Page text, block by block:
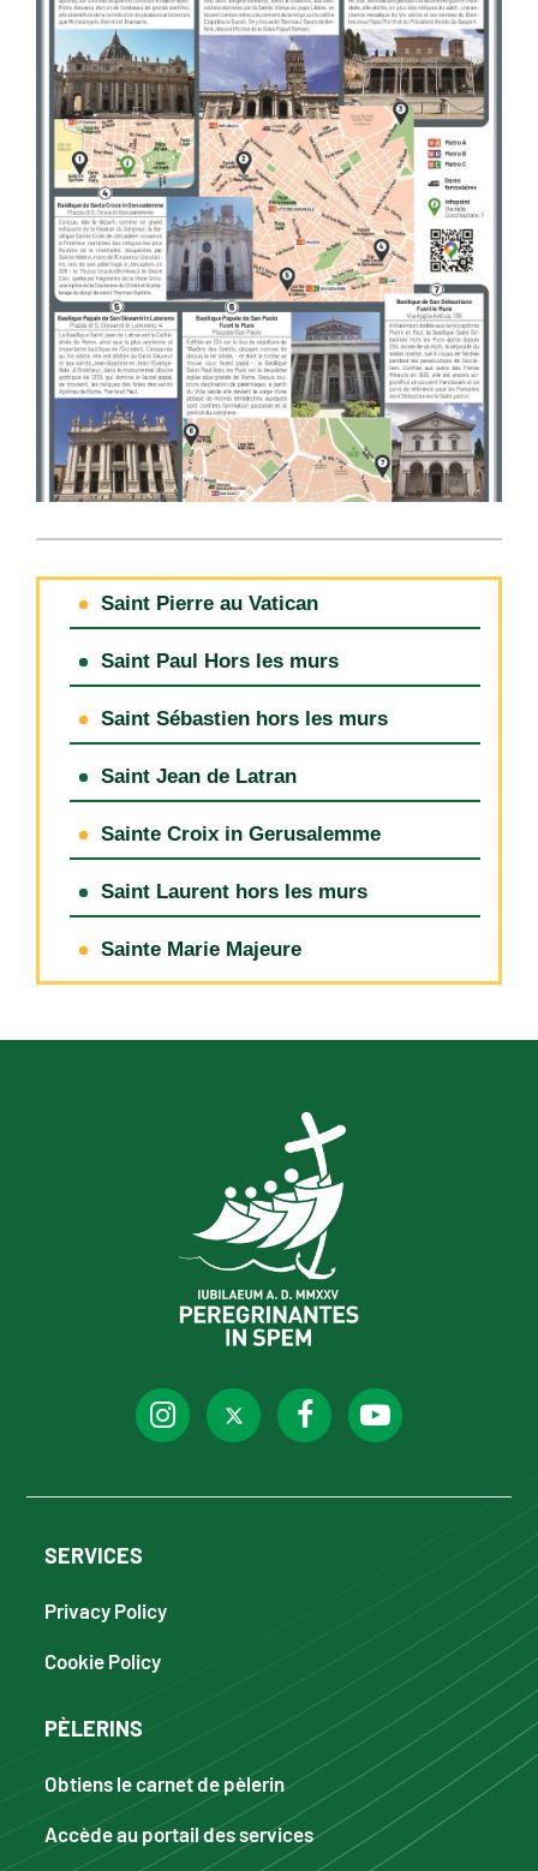
Saint Pierre au Vatican
Saint Paul Hors les murs
Saint Sébastien hors les murs
Saint Jean de Latran
Sainte Croix in Gerusalemme
Saint Laurent hors les murs
Sainte Marie Majeure
SERVICES
Privacy Policy
Cookie Policy
PÈLERINS
Obtiens le carnet de pèlerin
Accède au portail des services